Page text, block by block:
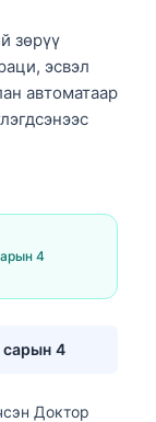
зөрүү
эсвэл
автоматаар
4
4
Доктор